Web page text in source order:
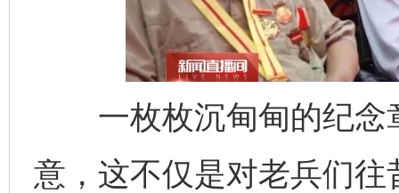
一枚枚沉甸甸的纪念
意，这不仅是对老兵们